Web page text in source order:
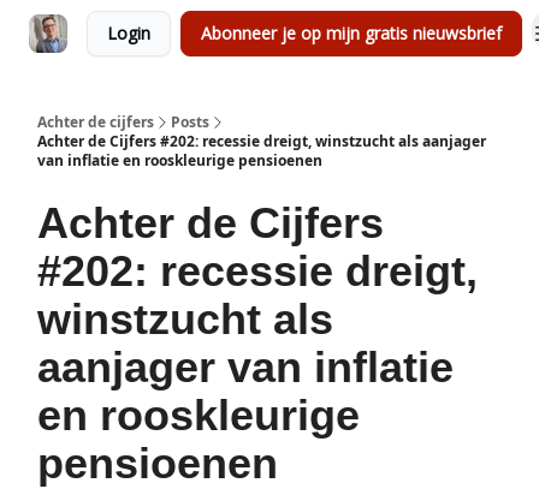
Login Abonneer je op mijn gratis nieuwsbrief
Achter de cijfers
Posts
Achter de Cijfers #202: recessie dreigt, winstzucht als aanjager
van inflatie en rooskleurige pensioenen
Achter de Cijfers
#202: recessie dreigt,
winstzucht als
aanjager van inflatie
en rooskleurige
pensioenen